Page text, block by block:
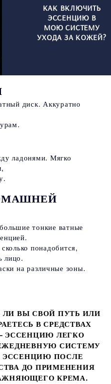
КАК ВКЛЮЧИТЬ
ЭССЕНЦИЮ В
МОЮ СИСТЕМУ
УХОДА ЗА КОЖЕЙ?
диск. Аккуратно
ладонями. Мягко
тонкие ватные
понадобится,
лицо.
на различные зоны.
ВЫ СВОЙ ПУТЬ ИЛИ
В СРЕДСТВАХ
ЭССЕНЦИЮ ЛЕГКО
СИСТЕМУ
ЭССЕНЦИЮ ПОСЛЕ
ДО ПРИМЕНЕНИЯ
КРЕМА.